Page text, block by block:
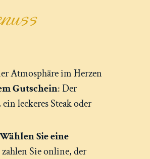
Atmosphäre im Herzen
Gutschein: Der
leckeres Steak oder
Wählen Sie eine
Sie online, der